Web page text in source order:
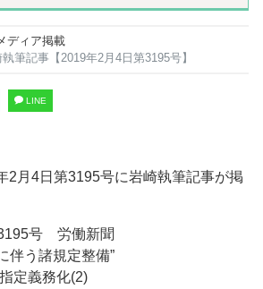
ディア掲載
執筆記事【2019年2月4日第3195号】
LINE
2月4日第3195号に岩崎執筆記事が掲
号 労働新聞
伴う諸規定整備”
定義務化(2)